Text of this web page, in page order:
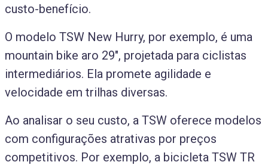
custo-benefício.
O modelo TSW New Hurry, por exemplo, é uma
mountain bike aro 29″, projetada para ciclistas
intermediários. Ela promete agilidade e
velocidade em trilhas diversas.
Ao analisar o seu custo, a TSW oferece modelos
com configurações atrativas por preços
competitivos. Por exemplo, a bicicleta TSW TR